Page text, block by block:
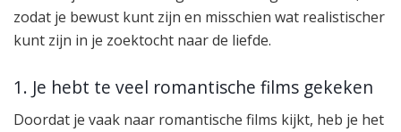
zodat je bewust kunt zijn en misschien wat realistischer
kunt zijn in je zoektocht naar de liefde.
1. Je hebt te veel romantische films gekeken
Doordat je vaak naar romantische films kijkt, heb je het